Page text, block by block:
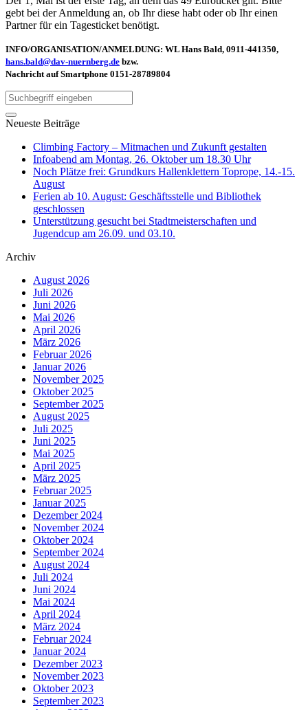
gebt bei der Anmeldung an, ob Ihr diese habt oder ob Ihr einen
Partner für ein Tagesticket benötigt.
INFO/ORGANISATION/ANMELDUNG: WL Hans Bald, 0911-441350,
hans.bald@dav-nuernberg.de bzw.
Nachricht auf Smartphone 0151-28789804
Neueste Beiträge
Climbing Factory – Mitmachen und Zukunft gestalten
Infoabend am Montag, 26. Oktober um 18.30 Uhr
Noch Plätze frei: Grundkurs Hallenklettern Toprope, 14.-15.
August
Ferien ab 10. August: Geschäftsstelle und Bibliothek
geschlossen
Unterstützung gesucht bei Stadtmeisterschaften und
Jugendcup am 26.09. und 03.10.
Archiv
August 2026
Juli 2026
Juni 2026
Mai 2026
April 2026
März 2026
Februar 2026
Januar 2026
November 2025
Oktober 2025
September 2025
August 2025
Juli 2025
Juni 2025
Mai 2025
April 2025
März 2025
Februar 2025
Januar 2025
Dezember 2024
November 2024
Oktober 2024
September 2024
August 2024
Juli 2024
Juni 2024
Mai 2024
April 2024
März 2024
Februar 2024
Januar 2024
Dezember 2023
November 2023
Oktober 2023
September 2023